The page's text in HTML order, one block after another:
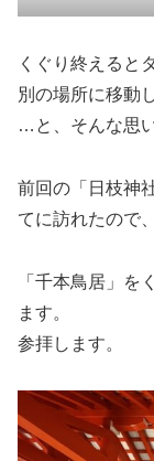
くぐり終えると
別の場所に移動
…と、そんな思
前回の「日枝神
てに訪れたので
「千本鳥居」を
ます。
参拝します。